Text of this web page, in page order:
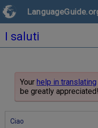
I saluti
Your help in translating
be greatly appreciated!
Ciao